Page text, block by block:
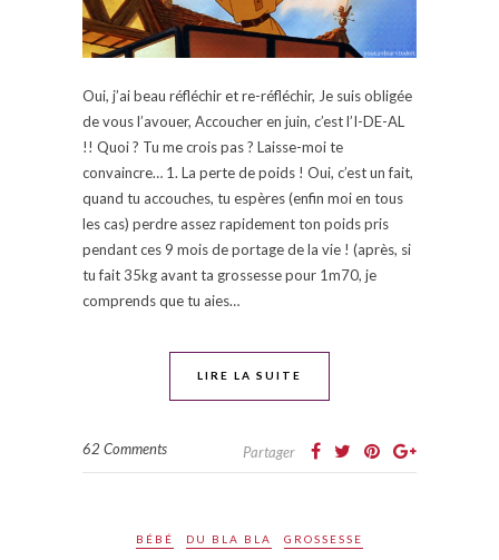
Oui, j’ai beau réfléchir et re-réfléchir, Je suis obligée
de vous l’avouer, Accoucher en juin, c’est l’I-DE-AL
!! Quoi ? Tu me crois pas ? Laisse-moi te
convaincre… 1. La perte de poids ! Oui, c’est un fait,
quand tu accouches, tu espères (enfin moi en tous
les cas) perdre assez rapidement ton poids pris
pendant ces 9 mois de portage de la vie ! (après, si
tu fait 35kg avant ta grossesse pour 1m70, je
comprends que tu aies…
LIRE LA SUITE
62 Comments Partager
BÉBÉ DU BLA BLA GROSSESSE